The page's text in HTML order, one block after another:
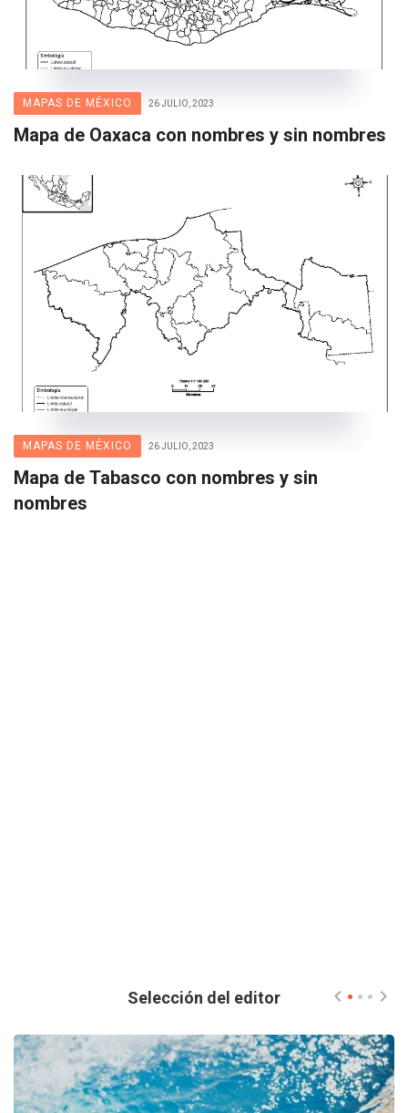
MAPAS DE MÉXICO 26 JULIO, 2023
Mapa de Oaxaca con nombres y sin nombres
MAPAS DE MÉXICO 26 JULIO, 2023
Mapa de Tabasco con nombres y sin
nombres
Selección del editor